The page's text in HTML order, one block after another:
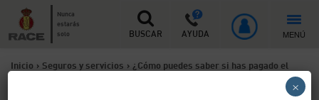
Nunca
estarás
solo
BUSCAR AYUDA MENÚ
Inicio > Seguros y servicios > ¿Cómo puedes saber si has pagado el
×